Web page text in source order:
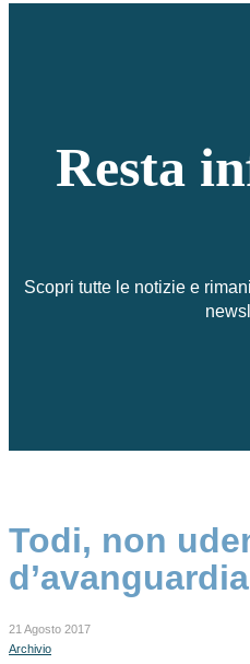
Resta
Scopri tutte le notizie e
Todi, non
d’avanguardia
21 Agosto 2017
Archivio